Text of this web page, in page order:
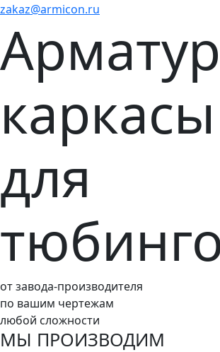
zakaz@armicon.ru
каркасы
для
от завода-производителя
по вашим чертежам
любой сложности
МЫ ПРОИЗВОДИМ